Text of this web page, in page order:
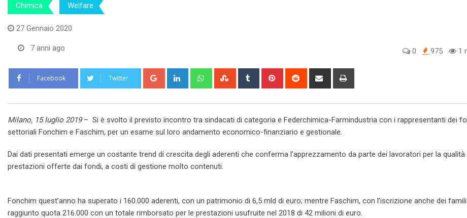
Chimica Welfare
27 Gennaio 2020
7 anni ago 0 975 1
Facebook Twitter Google+ LinkedIn WhatsappStumbleUpon
Tumblr Pinterest Reddit
Share
Milano, 15 luglio 2019– Si è svolto il previsto incontro tra sindacati di categoria e Federchimica-Farmindustria con i rappresentanti dei
settoriali Fonchim e Faschim, per un esame sul loro andamento economico-finanziario e gestionale.
Dai dati presentati emerge un costante trend di crescita degli aderenti che conferma l’apprezzamento da parte dei lavoratori per la qualità
prestazioni offerte dai fondi, a costi di gestione molto contenuti.
Fonchim quest’anno ha superato i 160.000 aderenti, con un patrimonio di 6,5 mld di euro; mentre Faschim, con l’iscrizione anche dei
raggiunto quota 216.000 con un totale rimborsato per le prestazioni usufruite nel 2018 di 42 milioni di euro.